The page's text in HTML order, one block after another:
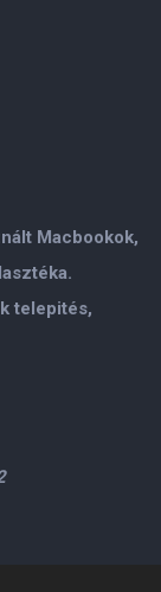
Macbookok,
telepités,